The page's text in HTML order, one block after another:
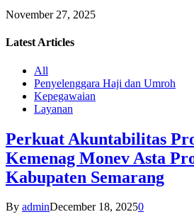
November 27, 2025
Latest Articles
All
Penyelenggara Haji dan Umroh
Kepegawaian
Layanan
Perkuat Akuntabilitas
Kemenag Monev Asta
Kabupaten Semarang
By adminDecember 18, 20250